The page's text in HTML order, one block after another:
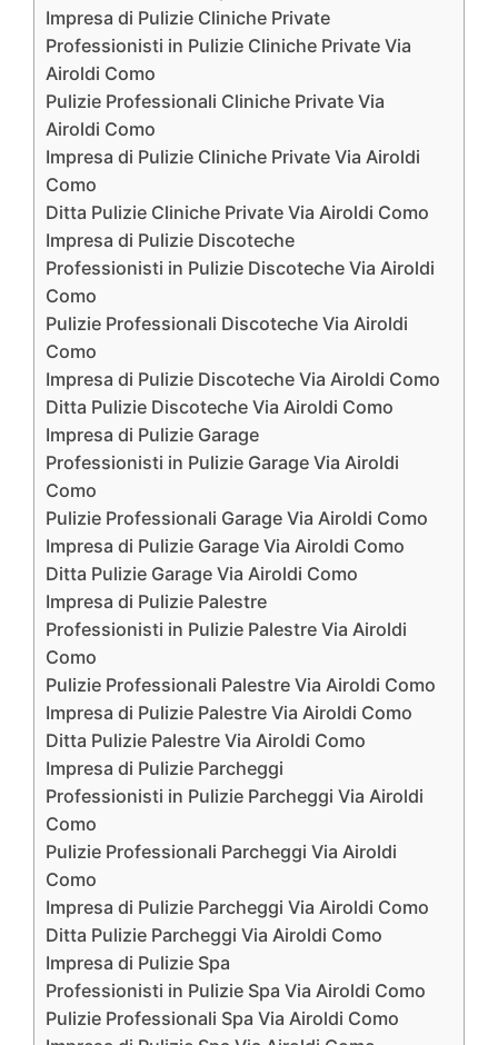
Impresa di Pulizie Cliniche Private
Professionisti in Pulizie Cliniche Private Via
Airoldi Como
Pulizie Professionali Cliniche Private Via
Airoldi Como
Impresa di Pulizie Cliniche Private Via Airoldi
Como
Ditta Pulizie Cliniche Private Via Airoldi Como
Impresa di Pulizie Discoteche
Professionisti in Pulizie Discoteche Via Airoldi
Como
Pulizie Professionali Discoteche Via Airoldi
Como
Impresa di Pulizie Discoteche Via Airoldi Como
Ditta Pulizie Discoteche Via Airoldi Como
Impresa di Pulizie Garage
Professionisti in Pulizie Garage Via Airoldi
Como
Pulizie Professionali Garage Via Airoldi Como
Impresa di Pulizie Garage Via Airoldi Como
Ditta Pulizie Garage Via Airoldi Como
Impresa di Pulizie Palestre
Professionisti in Pulizie Palestre Via Airoldi
Como
Pulizie Professionali Palestre Via Airoldi Como
Impresa di Pulizie Palestre Via Airoldi Como
Ditta Pulizie Palestre Via Airoldi Como
Impresa di Pulizie Parcheggi
Professionisti in Pulizie Parcheggi Via Airoldi
Como
Pulizie Professionali Parcheggi Via Airoldi
Como
Impresa di Pulizie Parcheggi Via Airoldi Como
Ditta Pulizie Parcheggi Via Airoldi Como
Impresa di Pulizie Spa
Professionisti in Pulizie Spa Via Airoldi Como
Pulizie Professionali Spa Via Airoldi Como